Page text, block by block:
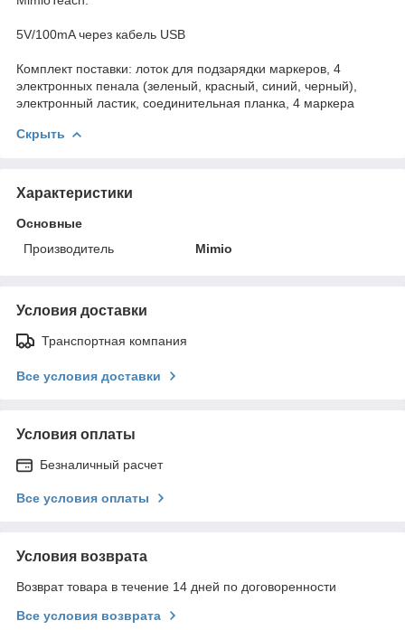
5V/100mA через кабель USB
Комплект поставки: лоток для подзарядки маркеров, 4
электронных пенала (зеленый, красный, синий, черный),
электронный ластик, соединительная планка, 4 маркера
Скрыть
Характеристики
Основные
Производитель
Mimio
Условия доставки
Транспортная компания
Все условия доставки
Условия оплаты
Безналичный расчет
Все условия оплаты
Условия возврата
Возврат товара в течение 14 дней по договоренности
Все условия возврата